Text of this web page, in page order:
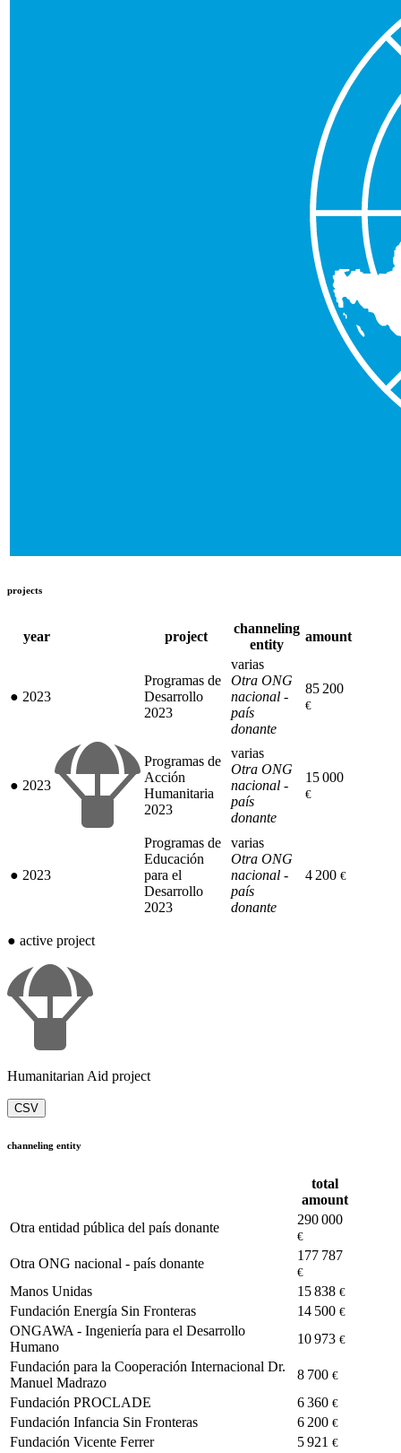
projects
year project
channeling
entity
amount
● 2023
Programas de
Desarrollo
2023
varias
Otra ONG
nacional -
país
donante
85 200
€
● 2023
Programas de
Acción
Humanitaria
2023
varias
Otra ONG
nacional -
país
donante
15 000
€
● 2023
Programas de
Educación
para el
Desarrollo
2023
varias
Otra ONG
nacional -
país
donante
4 200 €
● active project
Humanitarian Aid project
CSV
channeling entity
total
amount
Otra entidad pública del país donante
290 000
€
Otra ONG nacional - país donante
177 787
€
Manos Unidas 15 838 €
Fundación Energía Sin Fronteras 14 500 €
ONGAWA - Ingeniería para el Desarrollo
Humano
10 973 €
Fundación para la Cooperación Internacional Dr.
Manuel Madrazo
8 700 €
Fundación PROCLADE 6 360 €
Fundación Infancia Sin Fronteras 6 200 €
Fundación Vicente Ferrer 5 921 €